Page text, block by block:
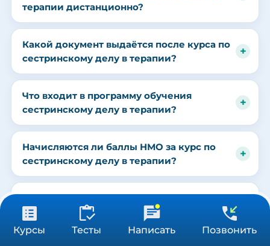
Курсы Тесты Написать Позвонить
терапии дистанционно?
Какой документ выдаётся после курса по
сестринскому делу в терапии?
Что входит в программу обучения
сестринскому делу в терапии?
Начисляются ли баллы НМО за курс по
сестринскому делу в терапии?
Сколько стоит обучение по
сестринскому делу в терапии?
от 3 900 ₽
36/72/144 ч Получить консультацию
Наш сайт в автоматическом режиме собирает данные о Вашем
местоположении, IP адресе и файлах cookies. Продолжая пользоваться
сайтом, вы даете
Принять